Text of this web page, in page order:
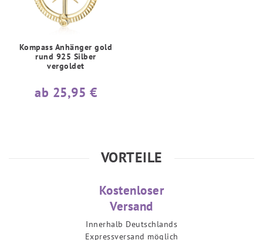
Kompass Anhänger gold
rund 925 Silber
vergoldet
ab 25,95 €
VORTEILE
Kostenloser
Versand
Innerhalb Deutschlands
Expressversand möglich